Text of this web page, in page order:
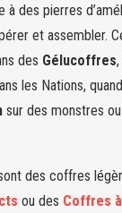
à des pierres
et assembler.
des Gélucoffres
les Nations,
sur des monstres
des coffres
ou des Coffres